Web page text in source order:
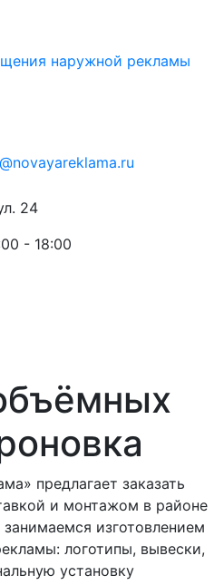
наружной рекламы
24
- 18:00
предлагает заказать
и монтажом в районе
изготовлением
логотипы, вывески,
установку